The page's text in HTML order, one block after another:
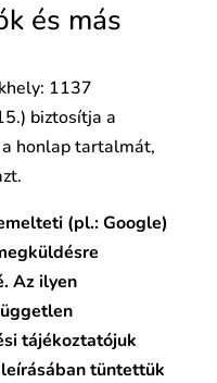
és más
1137
biztosítja a
honlap tartalmát,
(pl.: Google)
Az ilyen
tájékoztatójuk
tüntettük